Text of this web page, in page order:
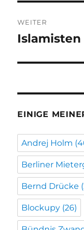
WEITER
Nächster
EINIGE
Andrej Holm
Berliner
Bernd Drücke
Blockupy (26)